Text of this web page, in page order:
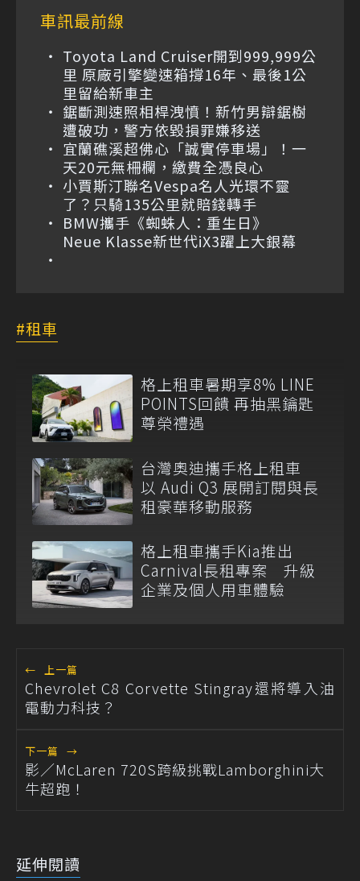
車訊最前線
Toyota Land Cruiser開到999,999公
里 原廠引擎變速箱撐16年、最後1公
里留給新車主
鋸斷測速照相桿洩憤！新竹男辯鋸樹
遭破功，警方依毀損罪嫌移送
宜蘭礁溪超佛心「誠實停車場」！一
天20元無柵欄，繳費全憑良心
小賈斯汀聯名Vespa名人光環不靈
了？只騎135公里就賠錢轉手
BMW攜手《蜘蛛人：重生日》
Neue Klasse新世代iX3躍上大銀幕
租車
格上租車暑期享8% LINE
POINTS回饋 再抽黑鑰匙
尊榮禮遇
台灣奧迪攜手格上租車
以 Audi Q3 展開訂閱與長
租豪華移動服務
格上租車攜手Kia推出
Carnival長租專案 升級
企業及個人用車體驗
← 上一篇
Chevrolet C8 Corvette Stingray還將導入油
電動力科技？
下一篇 →
影／McLaren 720S跨級挑戰Lamborghini大
牛超跑！
延伸閱讀